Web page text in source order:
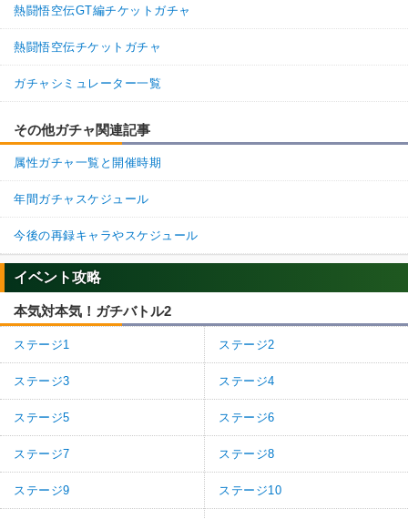
熱闘悟空伝GT編チケットガチャ
熱闘悟空伝チケットガチャ
ガチャシミュレーター一覧
その他ガチャ関連記事
属性ガチャ一覧と開催時期
年間ガチャスケジュール
今後の再録キャラやスケジュール
イベント攻略
本気対本気！ガチバトル2
ステージ1 ステージ2
ステージ3 ステージ4
ステージ5 ステージ6
ステージ7 ステージ8
ステージ9 ステージ10